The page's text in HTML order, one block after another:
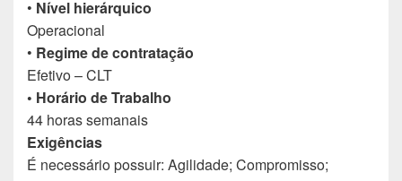
• Nível hierárquico
Operacional
• Regime de contratação
Efetivo – CLT
• Horário de Trabalho
44 horas semanais
Exigências
É necessário possuir: Agilidade; Compromisso;